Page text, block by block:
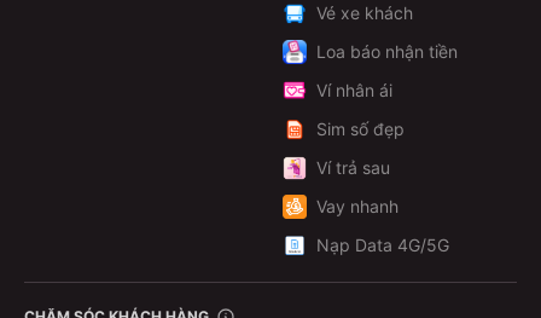
Vé xe khách
Loa báo nhận tiền
Ví nhân ái
Sim số đẹp
Ví trả sau
Vay nhanh
Nạp Data 4G/5G